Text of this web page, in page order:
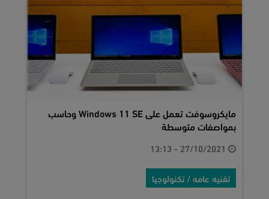
مايكروسوفت تعمل على Windows 11 SE وحاسب
بمواصفات متوسطة
تقنيه عامه / تكنولوجيا